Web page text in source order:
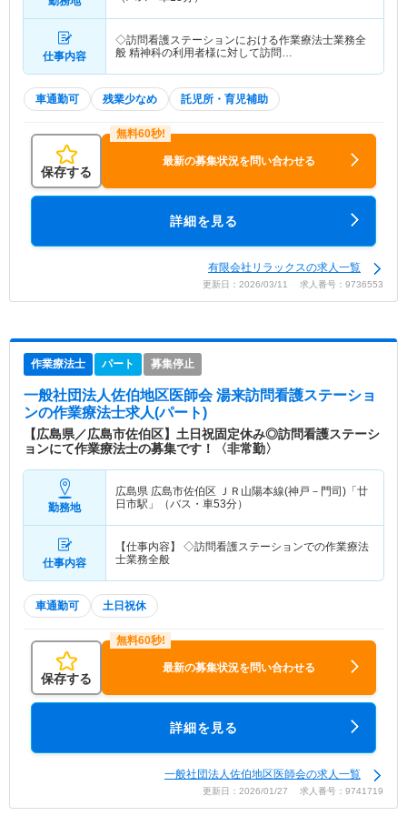
仕事内容
◇訪問看護ステーションにおける作業療法士業務全
般 精神科の利用者様に対して訪問…
車通勤可 残業少なめ 託児所・育児補助
保存する
最新の募集状況を問い合わせる
詳細を見る
有限会社リラックスの求人一覧
更新日：2026/03/11 求人番号：9736553
作業療法士 パート 募集停止
一般社団法人佐伯地区医師会 湯来訪問看護ステーショ
ンの作業療法士求人(パート)
【広島県／広島市佐伯区】土日祝固定休み◎訪問看護ステーシ
ョンにて作業療法士の募集です！〈非常勤〉
勤務地
広島県 広島市佐伯区 ＪＲ山陽本線(神戸－門司)「廿
日市駅」（バス・車53分）
仕事内容
【仕事内容】 ◇訪問看護ステーションでの作業療法
士業務全般
車通勤可 土日祝休
保存する
最新の募集状況を問い合わせる
詳細を見る
一般社団法人佐伯地区医師会の求人一覧
更新日：2026/01/27 求人番号：9741719